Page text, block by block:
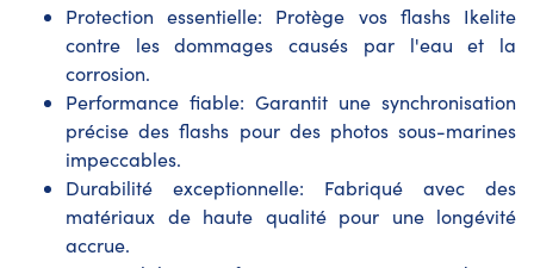
Protection essentielle: Protège vos flashs Ikelite
contre les dommages causés par l'eau et la
corrosion.
Performance fiable: Garantit une synchronisation
précise des flashs pour des photos sous-marines
impeccables.
Durabilité exceptionnelle: Fabriqué avec des
matériaux de haute qualité pour une longévité
accrue.